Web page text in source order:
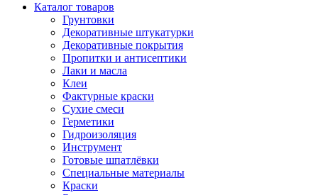
Каталог товаров
Грунтовки
Декоративные штукатурки
Декоративные покрытия
Пропитки и антисептики
Лаки и масла
Клеи
Фактурные краски
Сухие смеси
Герметики
Гидроизоляция
Инструмент
Готовые шпатлёвки
Специальные материалы
Краски